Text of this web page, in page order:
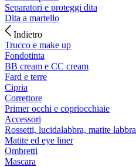
Separatori e proteggi dita
Dita a martello
Indietro
Trucco e make up
Fondotinta
BB cream e CC cream
Fard e terre
Cipria
Correttore
Primer occhi e copriocchiaie
Accessori
Rossetti, lucidalabbra, matite labbra
Matite ed eye liner
Ombretti
Mascara